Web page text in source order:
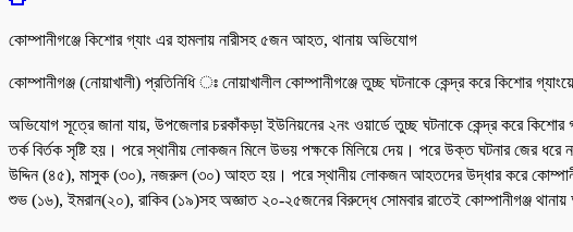
কোম্পানীগঞ্জে কিশোর গ্যাং এর হামলায় নারীসহ ৫জন আহত, থানায় অভিযোগ
কোম্পানীগঞ্জ (নোয়াখালী) প্রতিনিধি ঃ নোয়াখালীল কোম্পানীগঞ্জে তুচ্ছ ঘটনাকে কেন্দ্র করে কিশোর
অভিযোগ সূত্রে জানা যায়, উপজেলার চরকাঁকড়া ইউনিয়নের ২নং ওয়ার্ডে তুচ্ছ ঘটনাকে কেন্দ্র করে
তর্ক বির্তক সৃষ্টি হয়। পরে স্থানীয় লোকজন মিলে উভয় পক্ষকে মিলিয়ে দেয়। পরে উক্ত ঘটনার জের
উদ্দিন (৪৫), মাসুক (৩০), নজরুল (৩০) আহত হয়। পরে স্থানীয় লোকজন আহতদের উদ্ধার করে
শুভ (১৬), ইমরান(২০), রাকিব (১৯)সহ অজ্ঞাত ২০-২৫জনের বিরুদ্ধে সোমবার রাতেই কোম্পানীগঞ্জ